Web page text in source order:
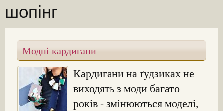
шопінг
Модні кардигани
Кардигани на ґудзиках не
виходять з моди багато
років - змінюються моделі,